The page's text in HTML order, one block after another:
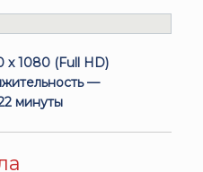
x 1080 (Full HD)
—
минуты